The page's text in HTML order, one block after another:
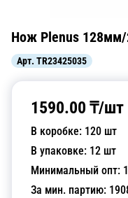
Нож Plenus
Арт. TR23425035
1590.00 ₸/шт
В коробке: 120 шт
В упаковке: 12 шт
Минимальный опт:
За мин. партию: